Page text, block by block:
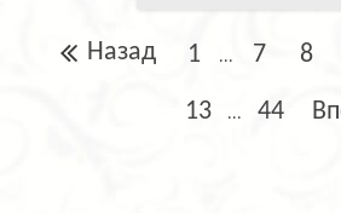
Назад 1 ... 7 8
13 ... 44